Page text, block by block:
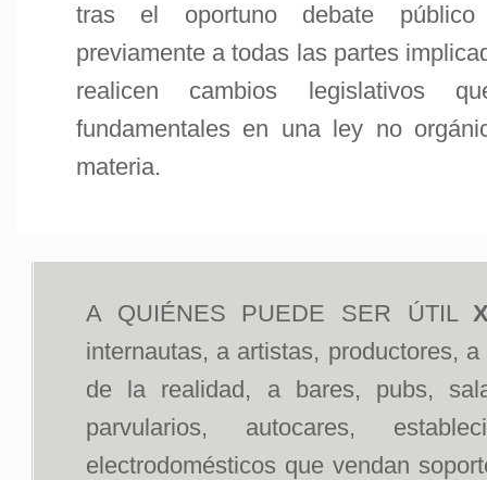
tras el oportuno debate público
previamente a todas las partes
realicen cambios legislativos
fundamentales en una ley no
materia.
A QUIÉNES PUEDE SER ÚTIL
internautas, a artistas, productores,
de la realidad, a bares, pubs,
parvularios, autocares,
electrodomésticos que vendan